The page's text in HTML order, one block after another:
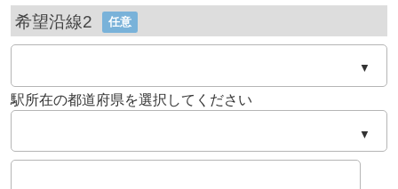
希望沿線2 任意
▼
▼
駅所在の都道府県を選択してください